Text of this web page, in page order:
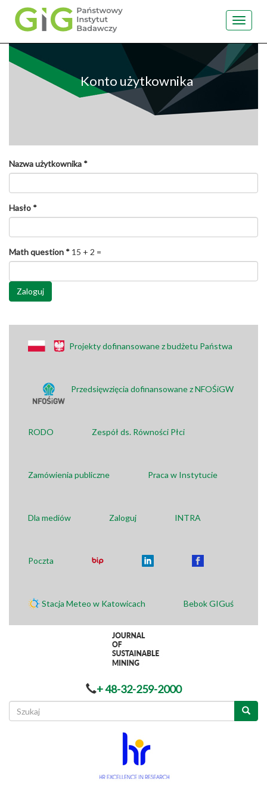
Przejdź
treści
Toggle
Konto użytkownika
Nazwa użytkownika *
Hasło *
Math question * 15 + 2 =
Zaloguj
Projekty dofinansowane z budżetu Państwa
Przedsięwzięcia dofinansowane z NFOŚiGW
RODO Zespół ds. Równości Płci
Zamówienia publiczne Praca w Instytucie
Dla mediów Zaloguj INTRA
Poczta
Stacja Meteo w Katowicach Bebok GIGuś
+ 48-32-259-2000
Formularz